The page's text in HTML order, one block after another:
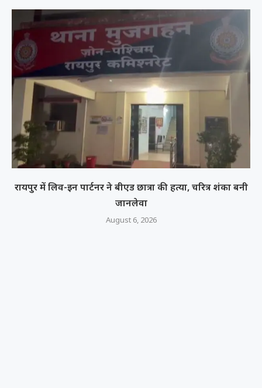
रायपुर में लिव-इन पार्टनर ने बीएड छात्रा की हत्या, चरित्र शंका बनी
जानलेवा
August 6, 2026